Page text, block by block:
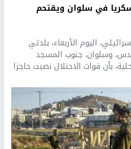
في سلوان ويقتحم
اليوم الأربعاء، بلدتي
وسلوان، جنوب المسجد
بأن قوات الاحتلال نصبت حاجزا